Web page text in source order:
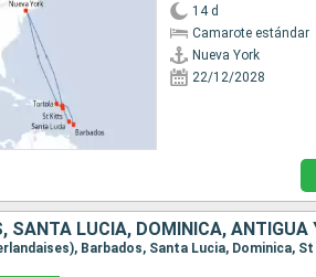
14 d
Camarote estándar
Nueva York
22/12/2028